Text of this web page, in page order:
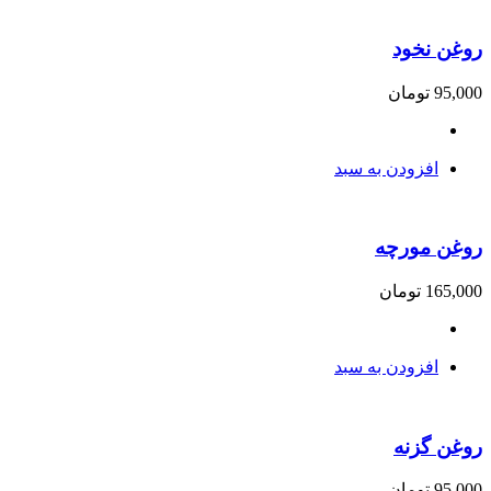
روغن نخود
95,000 تومان
افزودن به سبد
روغن مورچه
165,000 تومان
افزودن به سبد
روغن گزنه